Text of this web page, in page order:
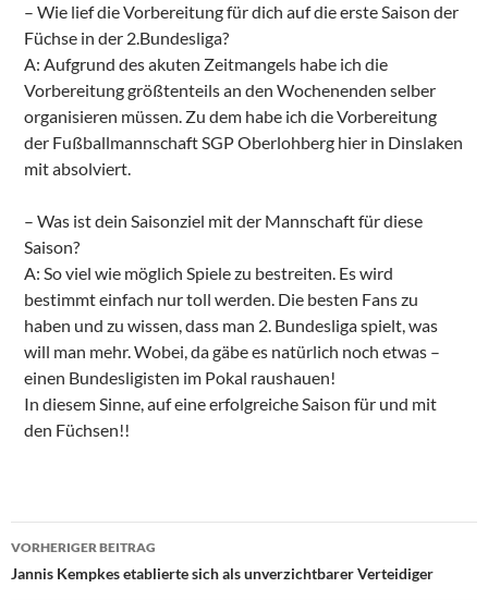
– Wie lief die Vorbereitung für dich auf die erste Saison der
Füchse in der 2.Bundesliga?
A: Aufgrund des akuten Zeitmangels habe ich die
Vorbereitung größtenteils an den Wochenenden selber
organisieren müssen. Zu dem habe ich die Vorbereitung
der Fußballmannschaft SGP Oberlohberg hier in Dinslaken
mit absolviert.
– Was ist dein Saisonziel mit der Mannschaft für diese
Saison?
A: So viel wie möglich Spiele zu bestreiten. Es wird
bestimmt einfach nur toll werden. Die besten Fans zu
haben und zu wissen, dass man 2. Bundesliga spielt, was
will man mehr. Wobei, da gäbe es natürlich noch etwas –
einen Bundesligisten im Pokal raushauen!
In diesem Sinne, auf eine erfolgreiche Saison für und mit
den Füchsen!!
Beitragsnavigation
VORHERIGER BEITRAG
Jannis Kempkes etablierte sich als unverzichtbarer Verteidiger